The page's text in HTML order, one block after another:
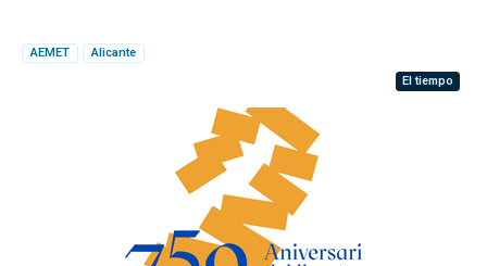
AEMET
Alicante
El tiempo